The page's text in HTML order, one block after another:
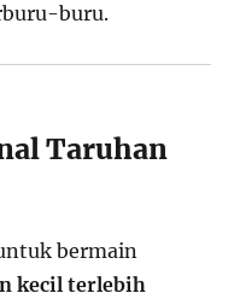
buru.
Taruhan
bermain
kecil terlebih